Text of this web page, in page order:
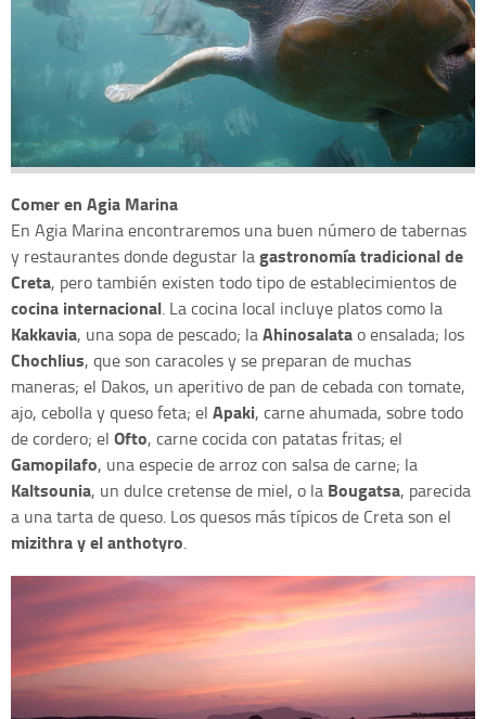
Comer en Agia Marina
En Agia Marina encontraremos una buen número de tabernas
y restaurantes donde degustar lagastronomía tradicional de
Creta, pero también existen todo tipo de establecimientos de
cocina internacional. La cocina local incluye platos como la
Kakkavia, una sopa de pescado; laAhinosalatao ensalada; los
Chochlius, que son caracoles y se preparan de muchas
maneras; el Dakos, un aperitivo de pan de cebada con tomate,
ajo, cebolla y queso feta; el Apaki, carne ahumada, sobre todo
de cordero; el Ofto, carne cocida con patatas fritas; el
Gamopilafo, una especie de arroz con salsa de carne; la
Kaltsounia, un dulce cretense de miel, o la Bougatsa, parecida
a una tarta de queso. Los quesos más típicos de Creta son el
mizithra y el anthotyro.